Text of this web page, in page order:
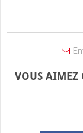
VOUS AIMEZ